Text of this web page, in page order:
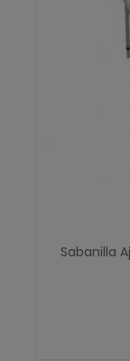
Sabanilla